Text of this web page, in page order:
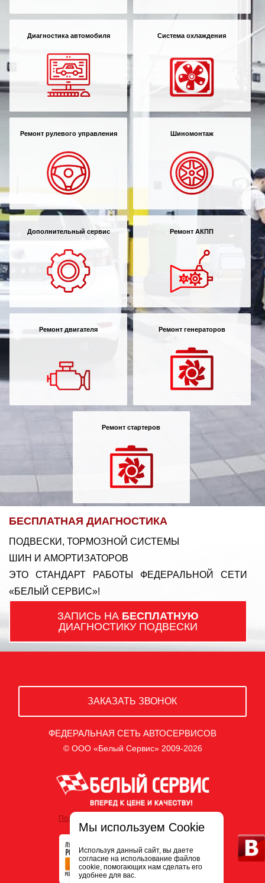
Диагностика автомобиля Система охлаждения
Ремонт рулевого управления Шиномонтаж
Дополнительный сервис Ремонт АКПП
Ремонт двигателя Ремонт генераторов
Ремонт стартеров
БЕСПЛАТНАЯ ДИАГНОСТИКА
ПОДВЕСКИ, ТОРМОЗНОЙ СИСТЕМЫ
ШИН И АМОРТИЗАТОРОВ
ЭТО СТАНДАРТ РАБОТЫ ФЕДЕРАЛЬНОЙ СЕТИ
«БЕЛЫЙ СЕРВИС»!
ЗАПИСЬ НА БЕСПЛАТНУЮ
ДИАГНОСТИКУ ПОДВЕСКИ
ЗАКАЗАТЬ ЗВОНОК
ФЕДЕРАЛЬНАЯ СЕТЬ АВТОСЕРВИСОВ
© ООО «Белый Сервис» 2009-2026
Политика обработки персональных данных
Мы используем Cookie
Используя данный сайт, вы даете
согласие на использование файлов
cookie, помогающих нам сделать его
удобнее для вас.